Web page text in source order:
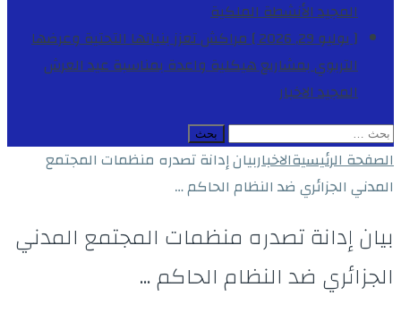
المجيدالأنشطة الملكية
[ يوليو 29, 2026 ]
مراكش تعزز بنياتها التحتية وعرضها
التربوي بمشاريع هيكلية واعدة بمناسبة عيد العرش
المجيدالاخبار
البحث
عن:
الصفحة الرئيسيةالاخباربيان إدانة تصدره منظمات المجتمع
المدني الجزائري ضد النظام الحاكم …
بيان إدانة تصدره منظمات المجتمع المدني
الجزائري ضد النظام الحاكم …